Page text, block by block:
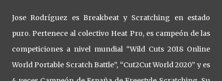
Jose Rodríguez es Breakbeat y Scratching en estado
puro. Pertenece al colectivo Heat Pro, es campeón de las
competiciones a nivel mundial “Wild Cuts 2018 Online
World Portable Scratch Battle”, “Cut2Cut World 2020” y es